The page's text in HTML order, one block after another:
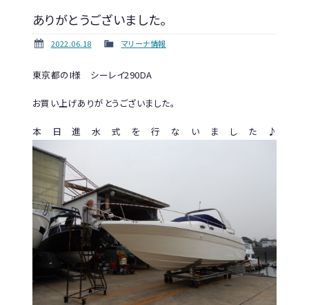
ありがとうございました。
2022.06.18 マリーナ情報
東京都のI様 シーレイ290DA
お買い上げありがとうございました。
本日進水式を行ないました♪